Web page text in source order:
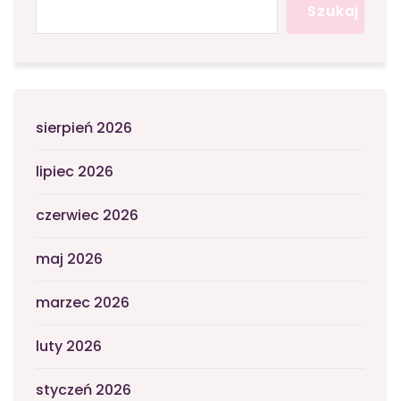
Szukaj
sierpień 2026
lipiec 2026
czerwiec 2026
maj 2026
marzec 2026
luty 2026
styczeń 2026